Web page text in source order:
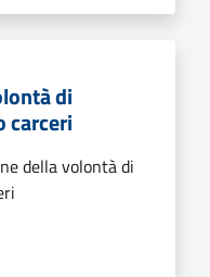
di
carceri
della volontà di